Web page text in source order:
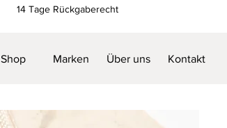
14 Tage Rückgaberecht
Shop Marken Über uns Kontakt